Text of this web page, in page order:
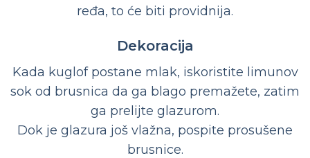
ređa, to će biti providnija.
Dekoracija
Kada kuglof postane mlak, iskoristite limunov
sok od brusnica da ga blago premažete, zatim
ga prelijte glazurom.
Dok je glazura još vlažna, pospite prosušene
brusnice.